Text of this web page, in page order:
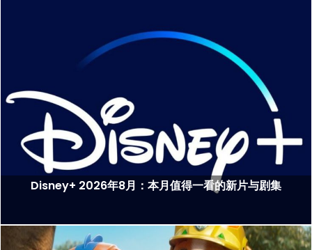
Disney+ 2026年8月：本月值得一看的新片与剧集